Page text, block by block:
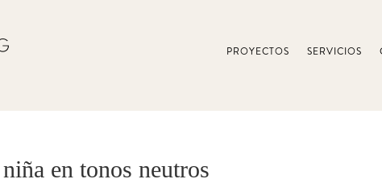
PROYECTOS SERVICIOS
en tonos neutros